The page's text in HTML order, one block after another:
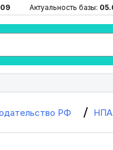
Актуальность базы:
РФ НПА